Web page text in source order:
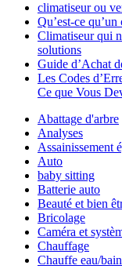
climatiseur ou
Qu’est-ce
Climatiseur qui
solutions
Guide d’Achat
Les Codes
Ce que Vous
Abattage d'arbre
Analyses
Assainissement
Auto
baby sitting
Batterie auto
Beauté et bien
Bricolage
Caméra et
Chauffage
Chauffe eau/bain